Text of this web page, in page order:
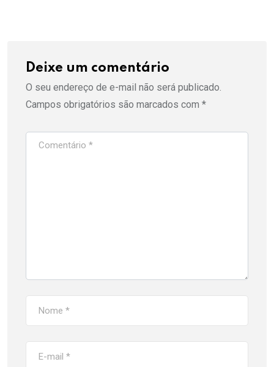
Deixe um comentário
O seu endereço de e-mail não será publicado.
Campos obrigatórios são marcados com *